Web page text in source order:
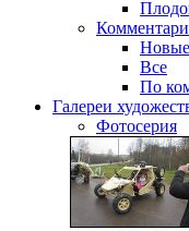
Новые
Все
По
Галереи
Фотосерия